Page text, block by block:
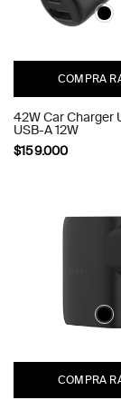
COMPRA
42W Car Charger
USB-A 12W
$159.000
COMPRA